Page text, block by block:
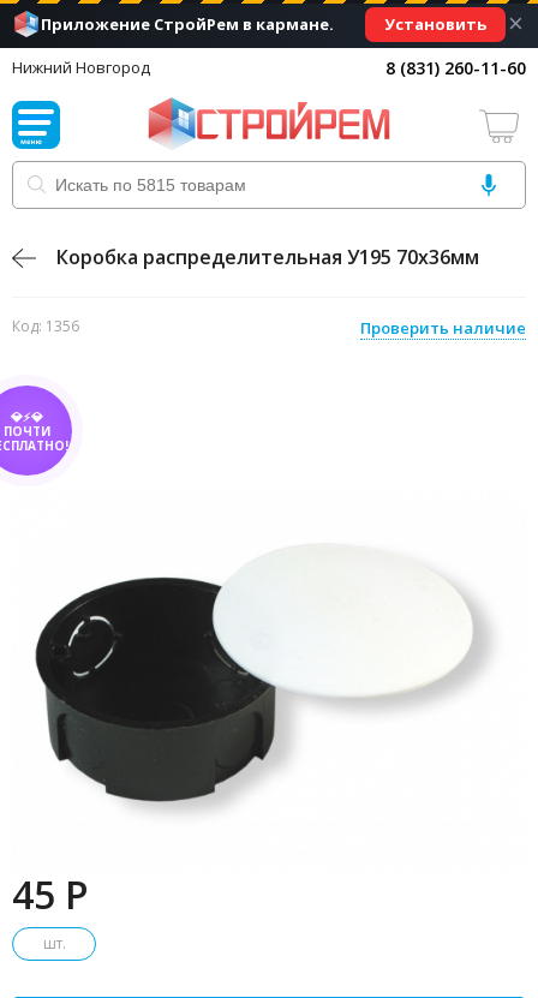
Приложение СтройРем в кармане. Установить ×
Нижний Новгород 8 (831) 260-11-60
Коробка распределительная У195 70х36мм
Код: 1356 Проверить наличие
💎⚡💎
ПОЧТИ
45 P
шт.